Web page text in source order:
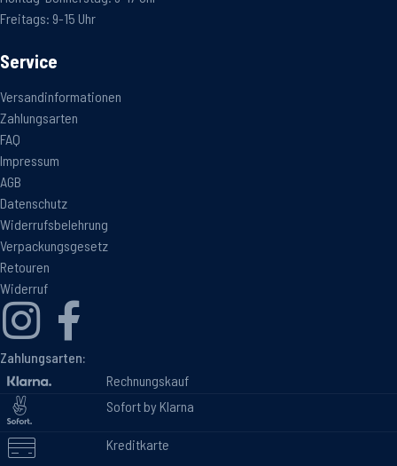
Freitags: 9-15 Uhr
Service
Versandinformationen
Zahlungsarten
FAQ
Impressum
AGB
Datenschutz
Widerrufsbelehrung
Verpackungsgesetz
Retouren
Widerruf
Zahlungsarten:
Rechnungskauf
Sofort by Klarna
Kreditkarte